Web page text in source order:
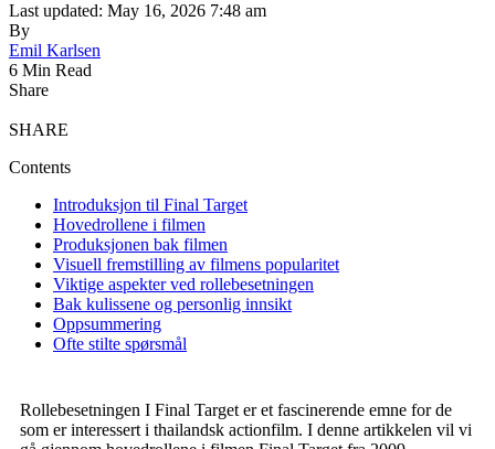
Last updated: May 16, 2026 7:48 am
By
Emil Karlsen
6 Min Read
Share
SHARE
Contents
Introduksjon til Final Target
Hovedrollene i filmen
Produksjonen bak filmen
Visuell fremstilling av filmens popularitet
Viktige aspekter ved rollebesetningen
Bak kulissene og personlig innsikt
Oppsummering
Ofte stilte spørsmål
Rollebesetningen I Final Target er et fascinerende emne for de
som er interessert i thailandsk actionfilm. I denne artikkelen vil vi